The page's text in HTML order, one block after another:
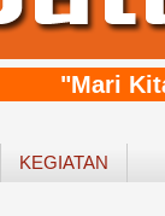
"Mari
KEGIATAN